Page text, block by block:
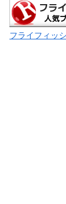
フライフィッ